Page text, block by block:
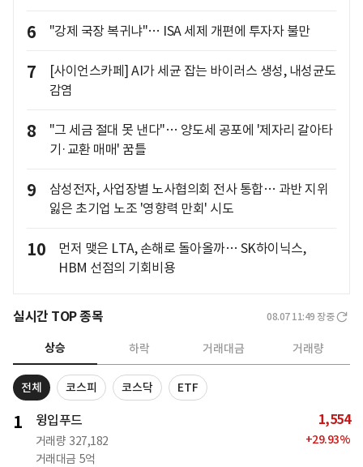
6 "강제 국장 복귀냐"… ISA 세제 개편에 투자자 불만
7
[사이언스카페] AI가 세균 잡는 바이러스 생성, 내성균도
감염
8
"그 세금 절대 못 낸다"… 양도세 공포에 '제자리 갈아타
기·교환 매매' 꿈틀
9
삼성전자, 사업장별 노사협의회 전사 통합… 과반 지위
잃은 초기업 노조 '영향력 만회' 시도
10
먼저 맺은 LTA, 손해로 돌아올까… SK하이닉스,
HBM 선점의 기회비용
실시간 TOP 종목 08.07 11:49 장중
상승 하락 거래대금 거래량
전체 코스피 코스닥 ETF
1 윙입푸드
거래량 327,182
거래대금 5억
1,554
+29.93%